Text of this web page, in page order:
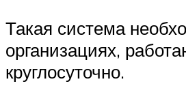
Такая система
организациях,
круглосуточно.